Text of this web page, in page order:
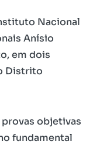
Nacional
Anísio
em dois
Distrito
objetivas
fundamental